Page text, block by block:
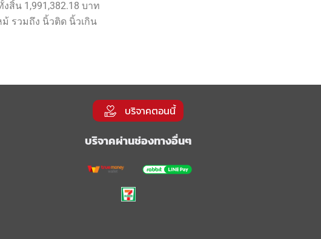
สิ้น 1,991,382.18 บาท
รวมถึง นิ้วติด นิ้วเกิน
บริจาคตอนนี้
บริจาคผ่านช่องทางอื่นๆ